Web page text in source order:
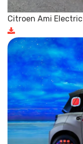
Citroen Ami Electric